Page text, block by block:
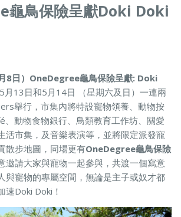
龜鳥保險呈獻Doki Doki
8日）OneDegree龜鳥保險呈獻: Doki
月13日和5月14日 （星期六及日）一連兩
舉行，市集內將特設寵物領養、動物按
、動物食物銀行、鳥類教育工作坊、關愛
活市集，及音樂表演等，並將限定派發寵
散步地圖，同場更有OneDegree龜鳥保險
邀請大家與寵物一起參與，共渡一個寫意
與寵物的專屬空間，無論是主子或奴才都
速Doki Doki！